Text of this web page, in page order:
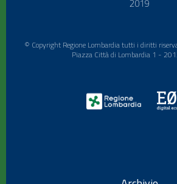
2019
© Copyright Regione Lombardia tutti i diritti
Piazza Città di Lombardia 1 -